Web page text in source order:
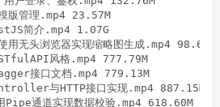
版管理.mp4 23.57M
简介.mp4 1.07G
无头浏览器实现缩略图生成.mp4 98.69M
风格.mp4 777.79M
接口文档.mp4 779.13M
与HTTP接口实现.mp4 887.15M
Pipe通道实现数据校验.mp4 618.60M